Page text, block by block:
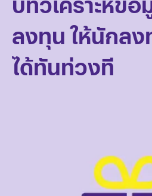
ลงทุน ให้นักล
ได้ทันท่วงที